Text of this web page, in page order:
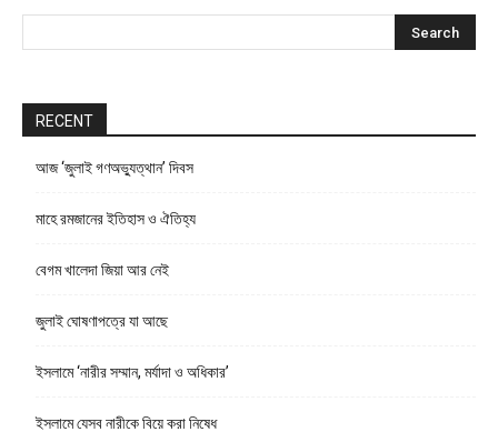
RECENT
আজ ‘জুলাই গণঅভ্যুত্থান’ দিবস
মাহে রমজানের ইতিহাস ও ঐতিহ্য
বেগম খালেদা জিয়া আর নেই
জুলাই ঘোষণাপত্রে যা আছে
ইসলামে ‘নারীর সম্মান, মর্যাদা ও অধিকার’
ইসলামে যেসব নারীকে বিয়ে করা নিষেধ